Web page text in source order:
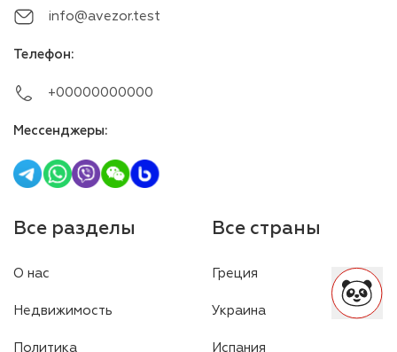
info@avezor.test
Телефон:
+00000000000
Мессенджеры:
Все разделы
О нас
Недвижимость
Политика
Все страны
Греция
Украина
Испания